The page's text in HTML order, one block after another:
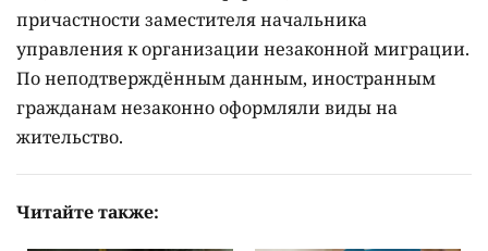
причастности заместителя начальника
управления к организации незаконной миграции.
По неподтверждённым данным, иностранным
гражданам незаконно оформляли виды на
жительство.
Читайте также: